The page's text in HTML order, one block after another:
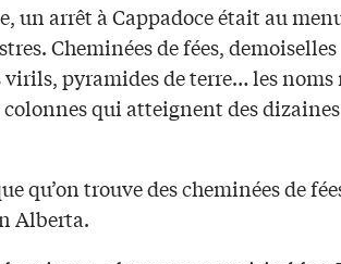
un arrêt à Cappadoce était au
Cheminées de fées, demoiselles
virils, pyramides de terre… les noms
qui atteignent des
qu’on trouve des cheminées de
Alberta.